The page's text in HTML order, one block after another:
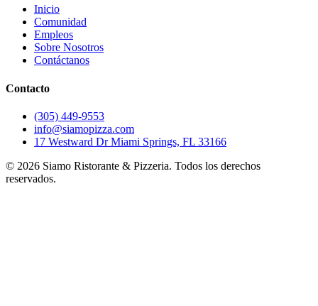
Inicio
Comunidad
Empleos
Sobre Nosotros
Contáctanos
Contacto
(305) 449-9553
info@siamopizza.com
17 Westward Dr Miami Springs, FL 33166
© 2026 Siamo Ristorante & Pizzeria. Todos los derechos
reservados.